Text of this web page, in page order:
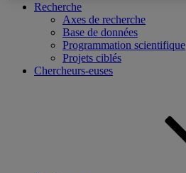
Recherche
Axes de recherche
Base de données
Programmation scientifique
Projets ciblés
Chercheurs-euses